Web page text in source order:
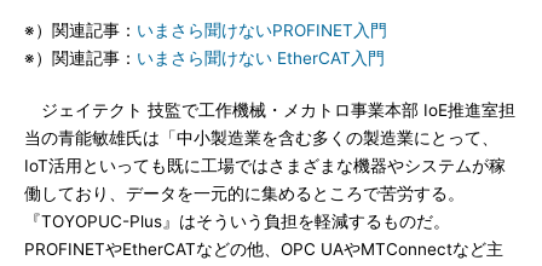
※）関連記事： いまさら聞けないPROFINET入門
※）関連記事： いまさら聞けない EtherCAT入門
ジェイテクト 技監で工作機械・メカトロ事業本部 IoE推進室担
当の青能敏雄氏は「中小製造業を含む多くの製造業にとって、
IoT活用といっても既に工場ではさまざまな機器やシステムが稼
働しており、データを一元的に集めるところで苦労する。
『TOYOPUC-Plus』はそういう負担を軽減するものだ。
PROFINETやEtherCATなどの他、OPC UAやMTConnectなど主